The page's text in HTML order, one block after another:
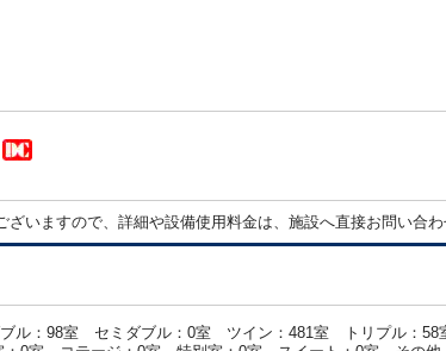
いますので、詳細や設備使用料金は、施設へ直接お問い合わ
ル：98室 セミダブル：0室 ツイン：481室 トリプル：